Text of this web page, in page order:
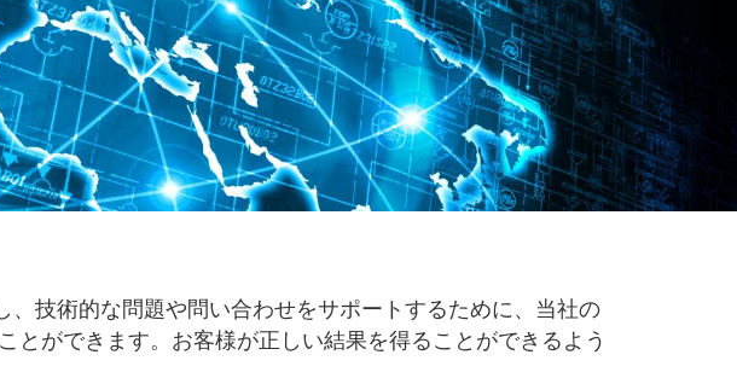
技術的な問題や問い合わせをサポートするために、当社の
ができます。お客様が正しい結果を得ることができるよう